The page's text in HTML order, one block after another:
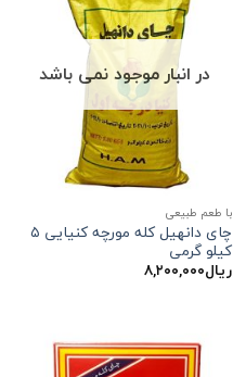
در انبار موجود نمی باشد
با طعم طبیعی
چای دانهیل کله مورچه کنیایی ۵
کیلو گرمی
ریال۸,۲۰۰,۰۰۰